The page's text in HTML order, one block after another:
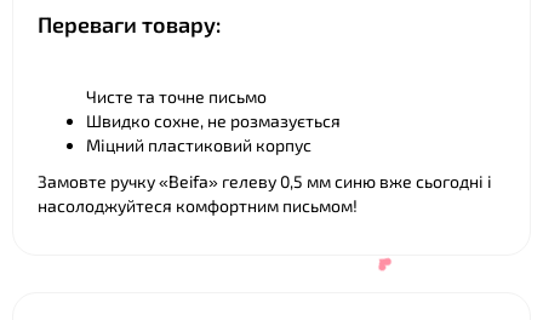
Переваги товару:
Чисте та точне письмо
Швидко сохне, не розмазується
Міцний пластиковий корпус
Замовте ручку «Beifa» гелеву 0,5 мм синю вже сьогодні і
насолоджуйтеся комфортним письмом!
❤